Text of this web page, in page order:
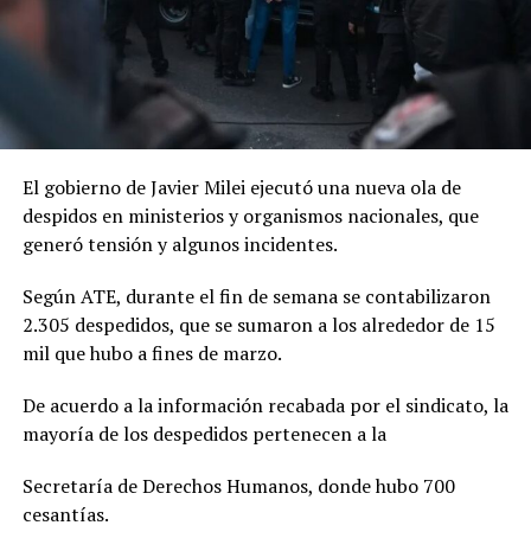
El gobierno de Javier Milei ejecutó una nueva ola de
despidos en ministerios y organismos nacionales, que
generó tensión y algunos incidentes.
Según ATE, durante el fin de semana se contabilizaron
2.305 despedidos, que se sumaron a los alrededor de 15
mil que hubo a fines de marzo.
De acuerdo a la información recabada por el sindicato, la
mayoría de los despedidos pertenecen a la
Secretaría de Derechos Humanos, donde hubo 700
cesantías.